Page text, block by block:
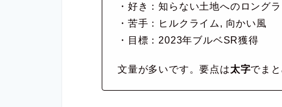
・好き：知らない土地へのロング
・苦手：ヒルクライム, 向かい風
・目標：2023年ブルベSR獲得
文量が多いです。要点は太字でま